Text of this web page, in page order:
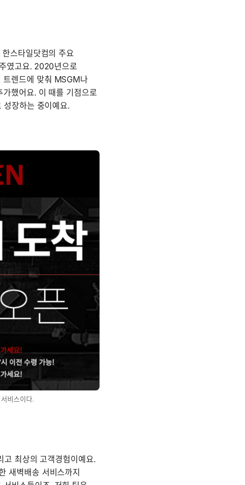
스타일닷컴의 주요
였고요. 2020년으로
트렌드에 맞춰 MSGM나
했어요. 이 때를 기점으로
장하는 중이예요.
비스이다.
고 최상의 고객경험이예요.
새벽배송 서비스까지